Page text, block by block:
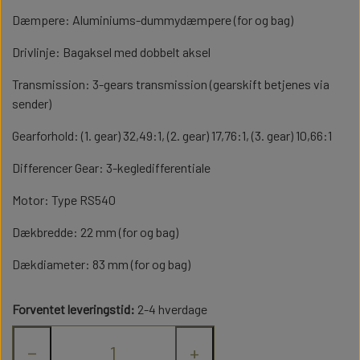
INFRARØD OG BLUETOOTH
MOTORER
SENDER OG MODTAGER
MERCEDES ACTROS
VOLVO FH16
PLADER
BATTERIER OG TILBEHØR
MOTORER
LYGTER OG LYSPRINT
SCANIA R620
MASKINER
PLADER
TILBEHØR
Dæmpere: Aluminiums-dummydæmpere (for og bag)
Drivlinje: Bagaksel med dobbelt aksel
Transmission: 3-gears transmission (gearskift betjenes via
sender)
Gearforhold: (1. gear) 32,49:1, (2. gear) 17,76:1, (3. gear) 10,66:1
Differencer Gear: 3-kegledifferentiale
Motor: Type RS540
Dækbredde: 22 mm (for og bag)
Dækdiameter: 83 mm (for og bag)
Forventet leveringstid: 2-4 hverdage
− +